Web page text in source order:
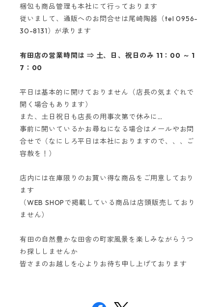
梱包も商品管理も本社にて行っております
従いまして、通販へのお問合せは尾崎陶器（tel 0956-
30-8131）が承ります
有田店の営業時間は ⇒ 土、日、祝日のみ 11：00 ～ 1
7：00
平日は基本的に開けておりません（店長の気まぐれで
開く場合もあります）
また、土日祝日も店長の用事次第で休みに…
事前に開いているかお尋ねになる場合はメールやお問
合せで（なにしろ平日は本社におりますので、、、ご
容赦を！）
店内には在庫限りのお買い得な商品をご用意しており
ます
（WEB SHOPで掲載している商品は店頭販売しており
ません）
有田の自然豊かな田舎の町家風景を楽しみながらうつ
わ探ししませんか
皆さまのお越しを心よりお待ち申し上げております